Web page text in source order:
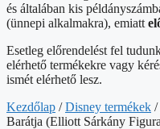
és általában kis
(ünnepi alkalmakra), emiatt
Esetleg előrendelést fel
elérhető termékekre vagy
ismét elérhető lesz.
Kezdőlap /Disney termékek /
Barátja (Elliott Sárkány